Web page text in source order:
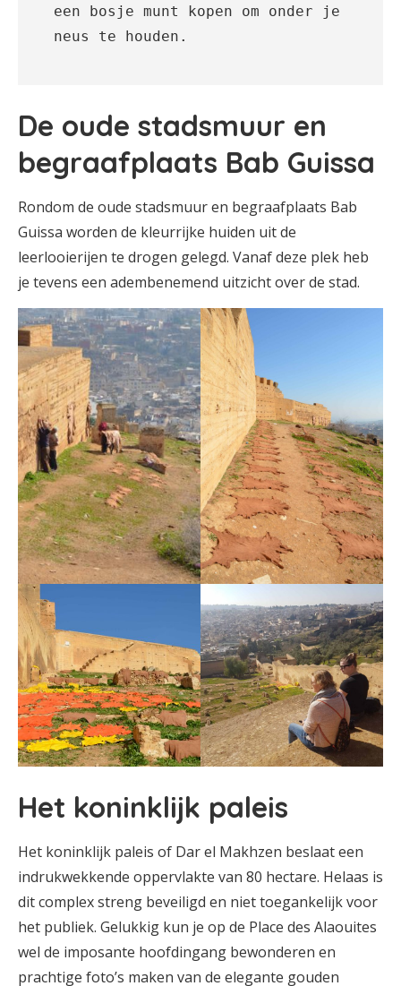
een bosje munt kopen om onder je
neus te houden.
De oude stadsmuur en
begraafplaats Bab Guissa
Rondom de oude stadsmuur en begraafplaats Bab
Guissa worden de kleurrijke huiden uit de
leerlooierijen te drogen gelegd. Vanaf deze plek heb
je tevens een adembenemend uitzicht over de stad.
Het koninklijk paleis
Het koninklijk paleis of Dar el Makhzen beslaat een
indrukwekkende oppervlakte van 80 hectare. Helaas is
dit complex streng beveiligd en niet toegankelijk voor
het publiek. Gelukkig kun je op de Place des Alaouites
wel de imposante hoofdingang bewonderen en
prachtige foto’s maken van de elegante gouden